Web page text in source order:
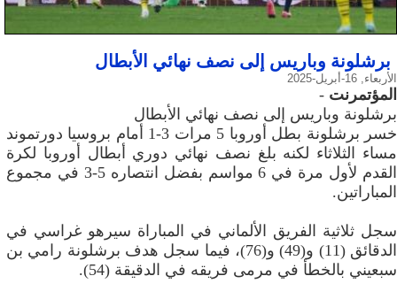
برشلونة وباريس إلى نصف نهائي الأبطال
الأربعاء, 16-أبريل-2025
المؤتمرنت -
برشلونة وباريس إلى نصف نهائي الأبطال
خسر برشلونة بطل أوروبا 5 مرات 3-1 أمام بروسيا دورتموند
مساء الثلاثاء لكنه بلغ نصف نهائي دوري أبطال أوروبا لكرة
القدم لأول مرة في 6 مواسم بفضل انتصاره 5-3 في مجموع
المباراتين.
سجل ثلاثية الفريق الألماني في المباراة سيرهو غراسي في
الدقائق (11) و(49) و(76)، فيما سجل هدف برشلونة رامي بن
سبعيني بالخطأ في مرمى فريقه في الدقيقة (54).